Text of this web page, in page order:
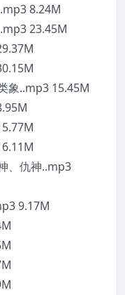
8.24M
23.45M
象..mp3 15.45M
、仇神..mp3
9.17M